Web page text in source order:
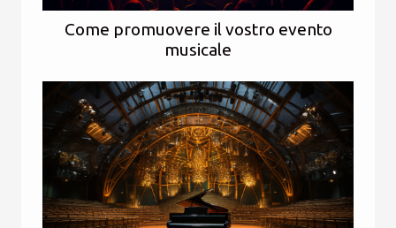
Come promuovere il vostro evento
musicale